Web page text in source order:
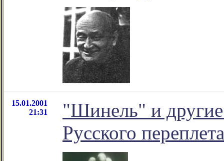
15.01.2001
21:31
"Шинель" и
Русского